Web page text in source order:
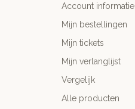
Account informatie
Mijn bestellingen
Mijn tickets
Mijn verlanglijst
Vergelijk
Alle producten